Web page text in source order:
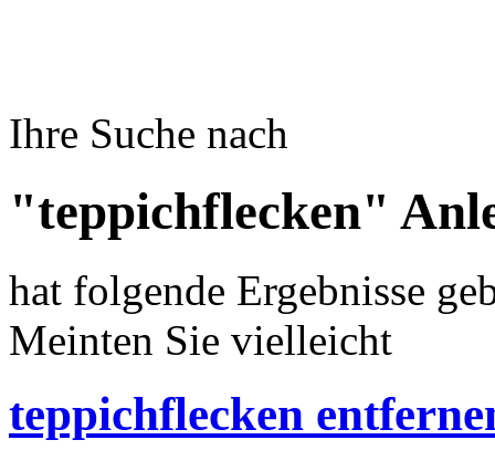
Ihre Suche nach
"teppichflecken"
hat folgende Ergebnisse
Meinten Sie vielleicht
teppichflecken